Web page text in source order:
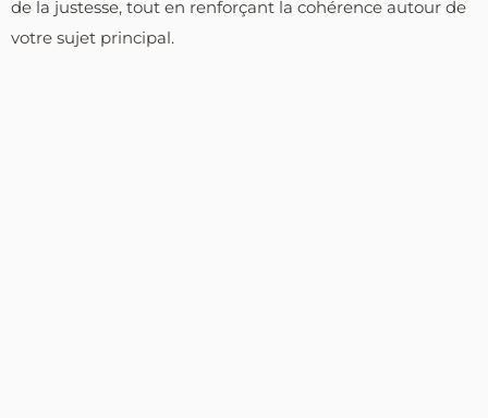
de la justesse, tout en renforçant la cohérence autour de
votre sujet principal.